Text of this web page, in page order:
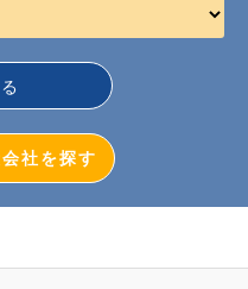
社を探す